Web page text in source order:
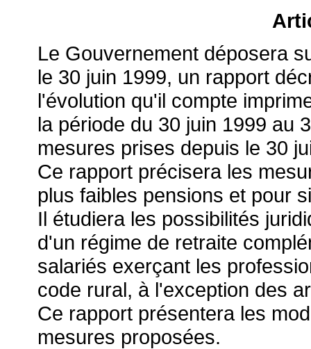
Le Gouvernement déposera
le 30 juin 1999, un rapport
l'évolution qu'il compte
la période du 30 juin 1999 au
mesures prises depuis le 30
Ce rapport précisera les
plus faibles pensions et pour
Il étudiera les possibilités
d'un régime de retraite
salariés exerçant les
code rural, à l'exception des
Ce rapport présentera les
mesures proposées.